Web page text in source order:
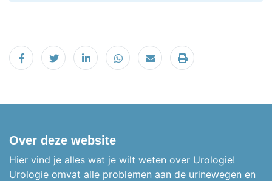
Delen op Facebook
Tweet Delen op LinkedIn
Delen op WhatsApp
Email Printen
Over deze website
Hier vind je alles wat je wilt weten over Urologie!
Urologie omvat alle problemen aan de urinewegen en